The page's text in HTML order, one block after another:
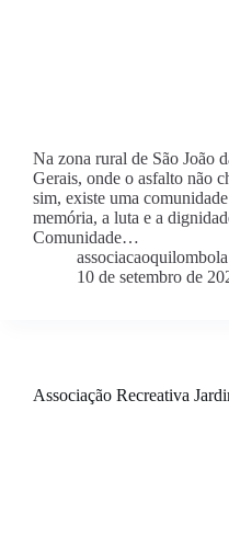
Na zona rural de São João
Gerais, onde o asfalto não
sim, existe uma
memória, a luta e a
Comunidade…
10 de setembro de
Associação Recreativa